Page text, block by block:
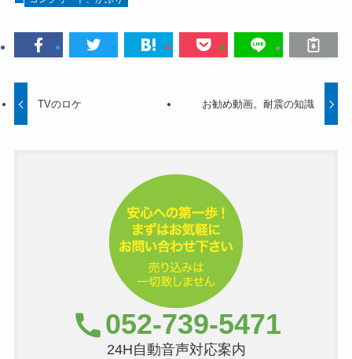
TVのロケ お勧め動画。耐震の知識
052-739-5471
24H自動音声対応案内